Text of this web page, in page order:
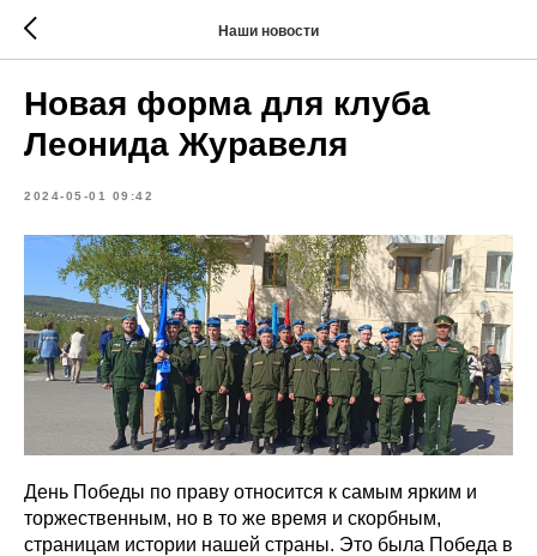
Наши новости
Новая форма для клуба
Леонида Журавеля
2024-05-01 09:42
День Победы по праву относится к самым ярким и
торжественным, но в то же время и скорбным,
страницам истории нашей страны. Это была Победа в